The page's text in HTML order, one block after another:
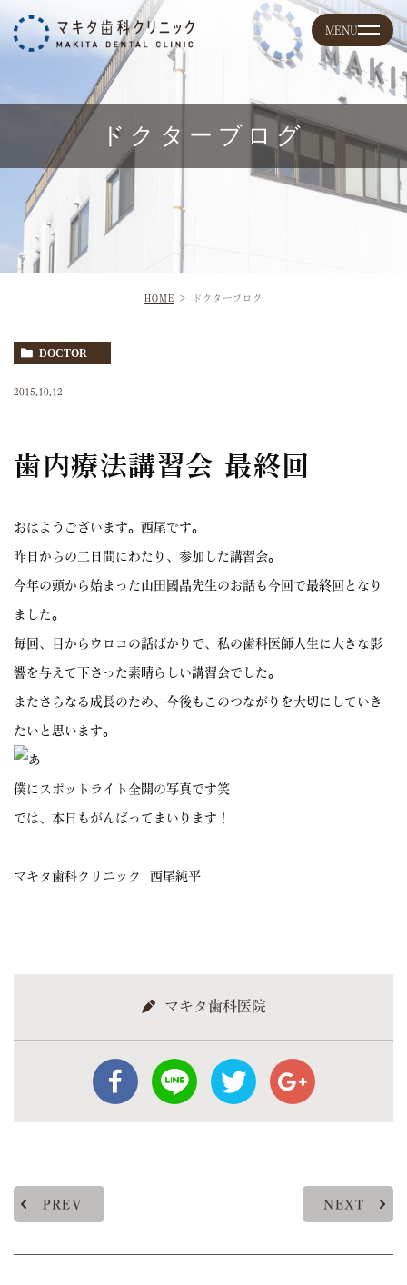
ドクターブログ
HOME ドクターブログ
DOCTOR
2015.10.12
歯内療法講習会 最終回
おはようございます。西尾です。
昨日からの二日間にわたり、参加した講習会。
今年の頭から始まった山田國晶先生のお話も今回で最終回となり
ました。
毎回、目からウロコの話ばかりで、私の歯科医師人生に大きな影
響を与えて下さった素晴らしい講習会でした。
またさらなる成長のため、今後もこのつながりを大切にしていき
たいと思います。
僕にスポットライト全開の写真です笑
では、本日もがんばってまいります！
マキタ歯科クリニック 西尾純平
マキタ歯科医院
PREV NEXT